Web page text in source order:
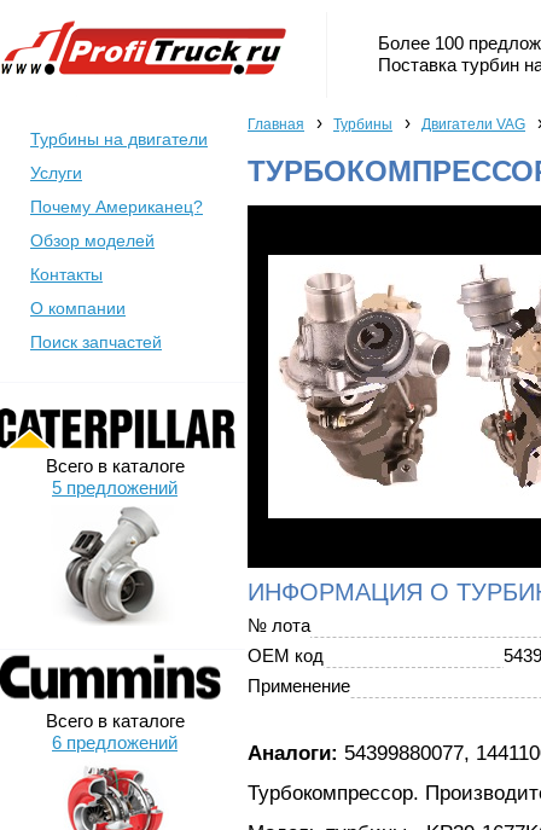
Более 100
Поставка турбин
Турбины на двигатели
Услуги
Почему Американец?
Обзор моделей
Контакты
О компании
Поиск запчастей
Всего в каталоге
5 предложений
Всего в каталоге
6 предложений
Главная › Турбины › Двигатели VAG
ТУРБОКОМПРЕССОР
ИНФОРМАЦИЯ О
№ лота
OEM код
Применение
Аналоги: 54399880077,
Турбокомпрессор.